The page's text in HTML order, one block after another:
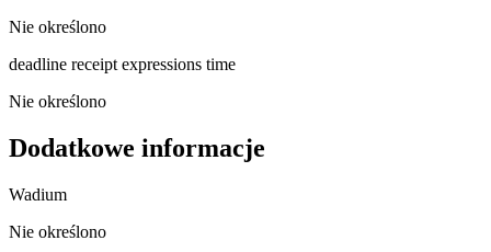
Nie określono
deadline receipt expressions time
Nie określono
Dodatkowe informacje
Wadium
Nie określono